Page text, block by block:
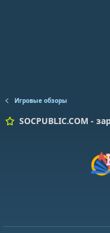
Игровые обзоры
SOCPUBLIC.COM -